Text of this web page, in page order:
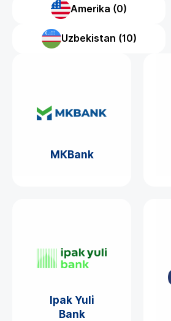
Amerika (0)
Uzbekistan (10)
МКBank
Ipak Yuli
Bank